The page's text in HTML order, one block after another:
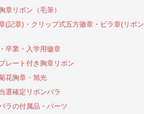
章リボン（毛筆）
(記章)・ クリップ式五方徽章・ビラ章(リボン
卒業・入学用徽章
レート付き胸章リボン
花胸章・旭光
選確定リボンバラ
ラの付属品・パーツ